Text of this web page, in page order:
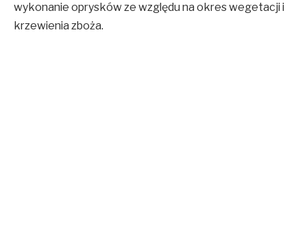
wykonanie oprysków ze względu na okres wegetacji i
krzewienia zboża.